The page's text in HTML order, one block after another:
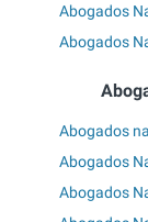
Abogados
Abogados
Abogados
Abogados
Abogados